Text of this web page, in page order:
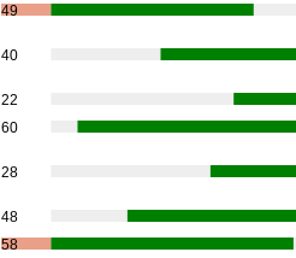
49
40
22
60
28
48
58